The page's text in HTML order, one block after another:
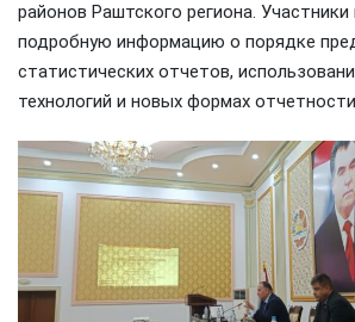
районов Раштского региона.
подробную информацию о порядке
статистических отчетов,
технологий и новых формах